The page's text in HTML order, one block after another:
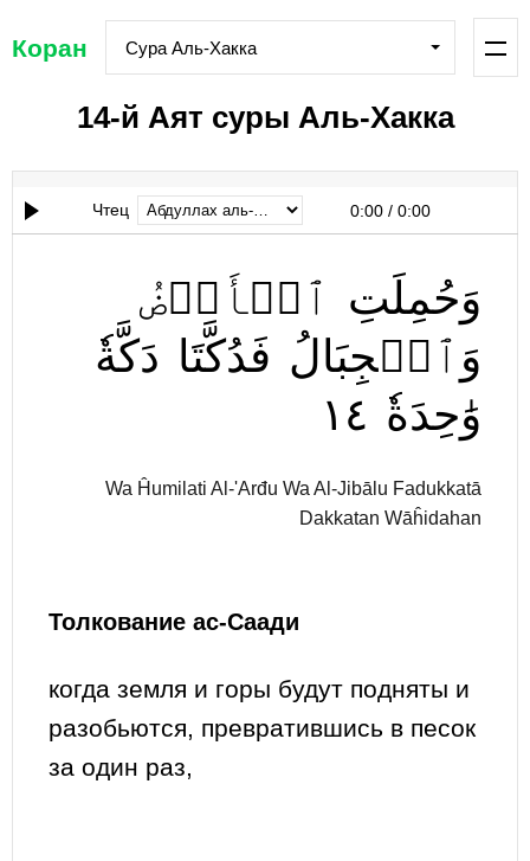
Коран Сура Аль-Хакка
14-й Аят суры Аль-Хакка
Чтец 0:00 / 0:00
وَحُمِلَتِ ٱلۡأَرۡضُ
وَٱلۡجِبَالُ فَدُكَّتَا دَكَّةٗ
وَٰحِدَةٗ ١٤
Wa Ĥumilati Al-'Arđu Wa Al-Jibālu Fadukkatā
Dakkatan Wāĥidahan
Толкование ас-Саади
когда земля и горы будут подняты и
разобьются, превратившись в песок
за один раз,